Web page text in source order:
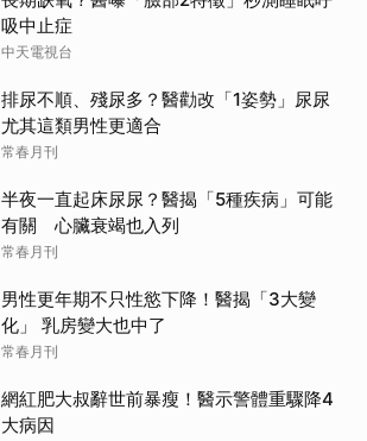
吸中止症
中天電視台
排尿不順、殘尿多？醫勸改「1姿勢」尿尿
尤其這類男性更適合
常春月刊
半夜一直起床尿尿？醫揭「5種疾病」可能
有關 心臟衰竭也入列
常春月刊
男性更年期不只性慾下降！醫揭「3大變
化」 乳房變大也中了
常春月刊
網紅肥大叔辭世前暴瘦！醫示警體重驟降4
大病因